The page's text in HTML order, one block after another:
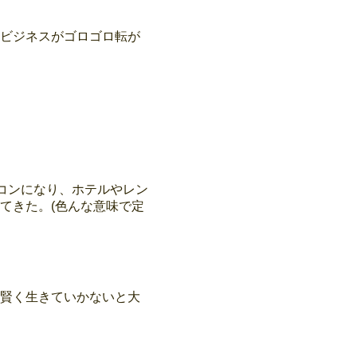
ジネスがゴロゴロ転が
ンになり、ホテルやレン
きた。(色んな意味で定
く生きていかないと大